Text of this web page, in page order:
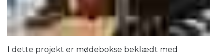
I dette projekt er mødebokse beklædt med